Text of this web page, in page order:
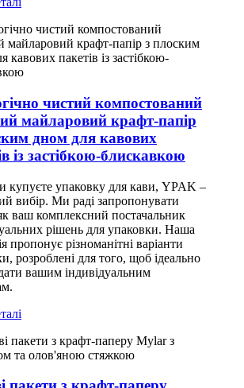
чистий компостований
майларовий крафт-папір
дном для кавових
із застібкою-блискавкою
купуєте упаковку для кави, YPAK –
вибір. Ми раді запропонувати
ваш комплексний постачальник
рішень для упаковки. Наша
пропонує різноманітні варіанти
розроблені для того, щоб ідеально
вашим індивідуальним